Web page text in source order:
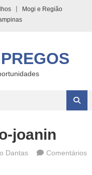
Mogi e Região
joanin
Dantas
Comentários